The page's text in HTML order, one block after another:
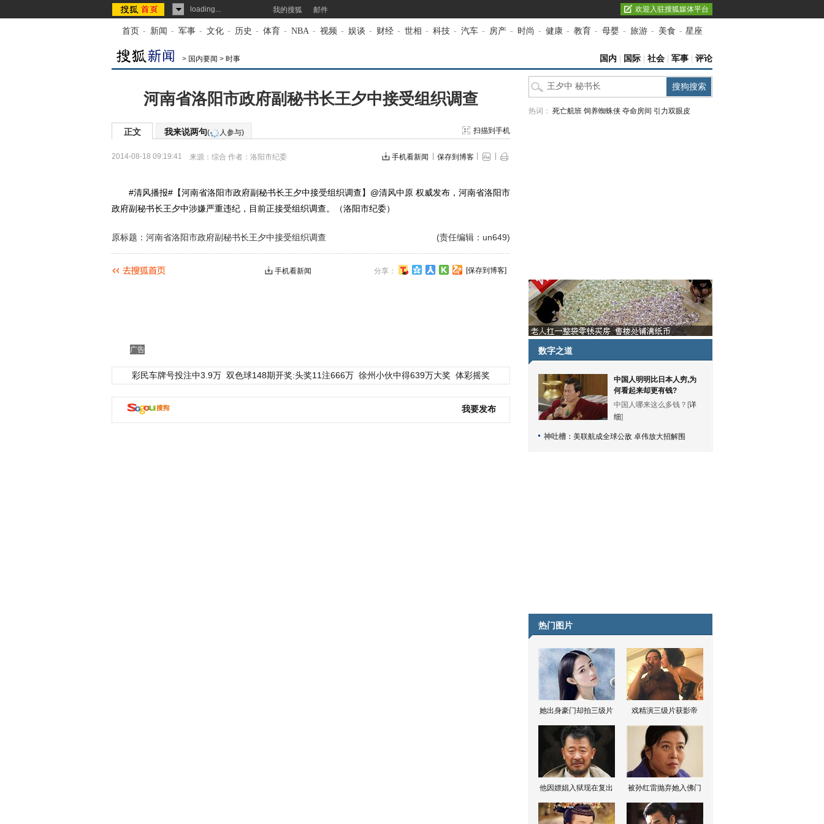
loading... 我的搜狐 邮件 欢迎入驻搜狐媒体平台
首页 - 新闻 - 军事 - 文化 - 历史 - 体育 - NBA - 视频 - 娱谈 - 财经 - 世相 - 科技 - 汽车 - 房产 - 时尚 - 健康 - 教育 - 母婴 - 旅游 - 美食 - 星座
> 国内要闻 > 时事 国内 国际 社会 军事 评论
河南省洛阳市政府副秘书长王夕中接受组织调查
正文 我来说两句( 人参与) 扫描到手机
2014-08-18 09:19:41 来源： 综合 作者：洛阳市纪委 手机看新闻 保存到博客
#清风播报#【河南省洛阳市政府副秘书长王夕中接受组织调查】@清风中原 权威发布，河南省洛阳市
政府副秘书长王夕中涉嫌严重违纪，目前正接受组织调查。（洛阳市纪委）
(责任编辑：un649)
原标题：河南省洛阳市政府副秘书长王夕中接受组织调查
分享： [保存到博客]
手机看新闻
广告
彩民车牌号投注中3.9万 双色球148期开奖:头奖11注666万 徐州小伙中得639万大奖 体彩摇奖
我要发布
热词： 死亡航班 饲养蜘蛛侠 夺命房间 引力双眼皮
数字之道
中国人明明比日本人穷,为
何看起来却更有钱?
中国人哪来这么多钱？[详
细]
神吐槽： 美联航成全球公敌 卓伟放大招解围
热门图片
她出身豪门却拍三级片 戏精演三级片获影帝
他因嫖娼入狱现在复出 被孙红雷抛弃她入佛门